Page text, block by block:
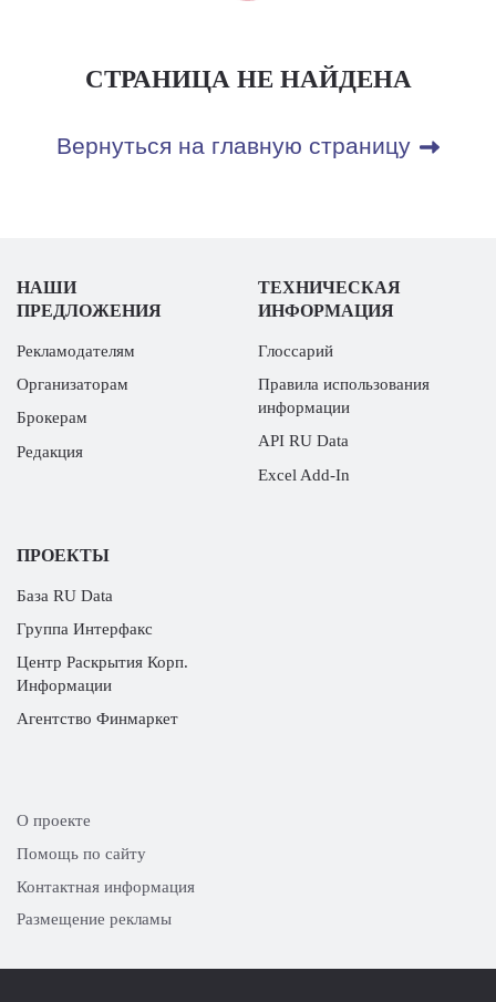
СТРАНИЦА НЕ НАЙДЕНА
Вернуться на главную страницу
НАШИ
ПРЕДЛОЖЕНИЯ
Рекламодателям
Организаторам
Брокерам
Редакция
ТЕХНИЧЕСКАЯ
ИНФОРМАЦИЯ
Глоссарий
Правила использования
информации
API RU Data
Excel Add-In
ПРОЕКТЫ
База RU Data
Группа Интерфакс
Центр Раскрытия Корп.
Информации
Агентство Финмаркет
О проекте
Помощь по сайту
Контактная информация
Размещение рекламы